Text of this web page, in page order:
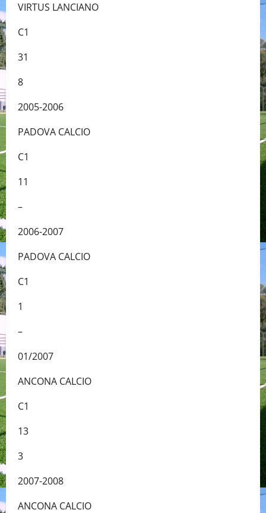
VIRTUS LANCIANO
C1
31
8
2005-2006
PADOVA CALCIO
C1
11
–
2006-2007
PADOVA CALCIO
C1
1
–
01/2007
ANCONA CALCIO
C1
13
3
2007-2008
ANCONA CALCIO